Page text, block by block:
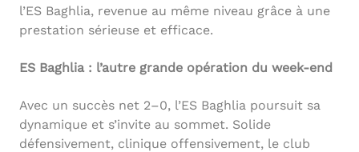
l’ES Baghlia, revenue au même niveau grâce à une
prestation sérieuse et efficace.
ES Baghlia : l’autre grande opération du week-end
Avec un succès net 2–0, l’ES Baghlia poursuit sa
dynamique et s’invite au sommet. Solide
défensivement, clinique offensivement, le club